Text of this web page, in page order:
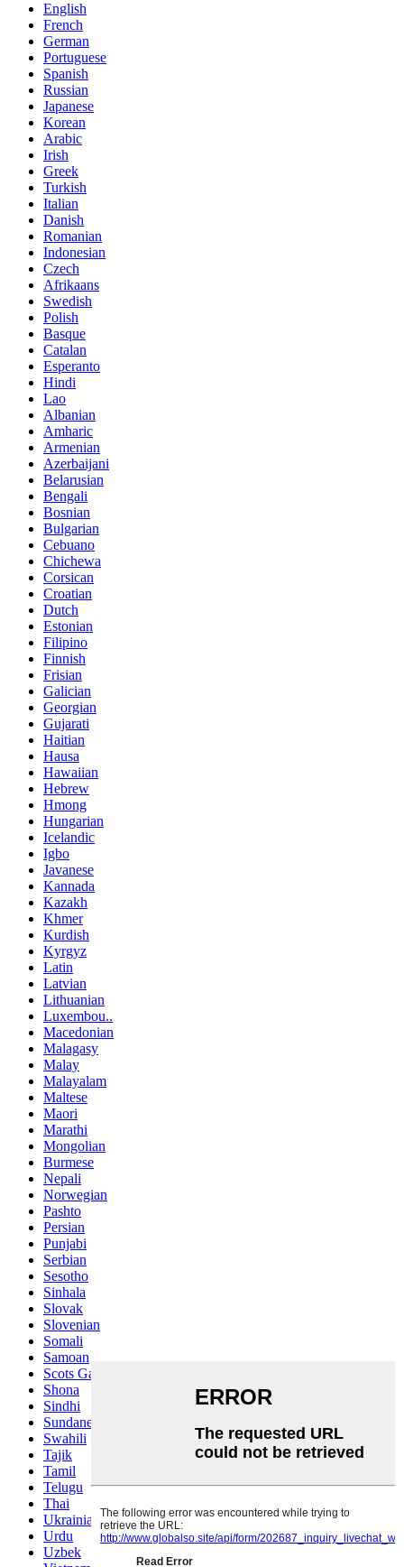
English
French
German
Portuguese
Spanish
Russian
Japanese
Korean
Arabic
Irish
Greek
Turkish
Italian
Danish
Romanian
Indonesian
Czech
Afrikaans
Swedish
Polish
Basque
Catalan
Esperanto
Hindi
Lao
Albanian
Amharic
Armenian
Azerbaijani
Belarusian
Bengali
Bosnian
Bulgarian
Cebuano
Chichewa
Corsican
Croatian
Dutch
Estonian
Filipino
Finnish
Frisian
Galician
Georgian
Gujarati
Haitian
Hausa
Hawaiian
Hebrew
Hmong
Hungarian
Icelandic
Igbo
Javanese
Kannada
Kazakh
Khmer
Kurdish
Kyrgyz
Latin
Latvian
Lithuanian
Luxembou..
Macedonian
Malagasy
Malay
Malayalam
Maltese
Maori
Marathi
Mongolian
Burmese
Nepali
Norwegian
Pashto
Persian
Punjabi
Serbian
Sesotho
Sinhala
Slovak
Slovenian
Somali
Samoan
Scots Gaelic
Shona
Sindhi
Sundanese
Swahili
Tajik
Tamil
Telugu
Thai
Ukrainian
Urdu
Uzbek